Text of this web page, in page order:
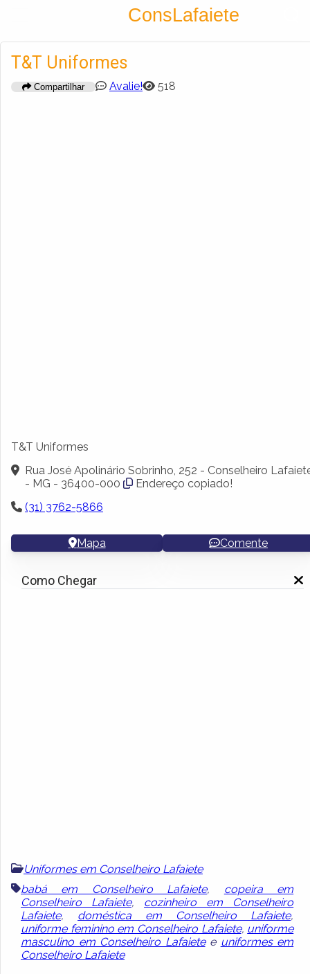
ConsLafaiete
T&T Uniformes
Compartilhar Avalie! 518
T&T Uniformes
Rua José Apolinário Sobrinho, 252 - Conselheiro
- MG - 36400-000
Endereço copiado!
(31) 3762-5866
Mapa Comente
Como Chegar
Previous
Next
Uniformes em Conselheiro Lafaiete
babá em Conselheiro Lafaiete, copeira em
Conselheiro Lafaiete, cozinheiro em Conselheiro
Lafaiete, doméstica em Conselheiro Lafaiete,
uniforme feminino em Conselheiro Lafaiete, uniforme
masculino em Conselheiro Lafaietee uniformes em
Conselheiro Lafaiete